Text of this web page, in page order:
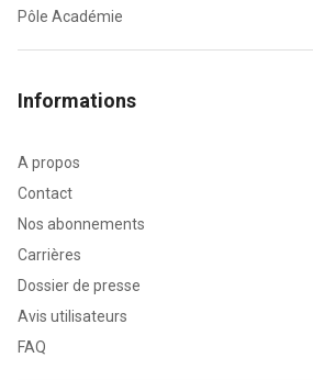
Pôle Académie
Informations
A propos
Contact
Nos abonnements
Carrières
Dossier de presse
Avis utilisateurs
FAQ